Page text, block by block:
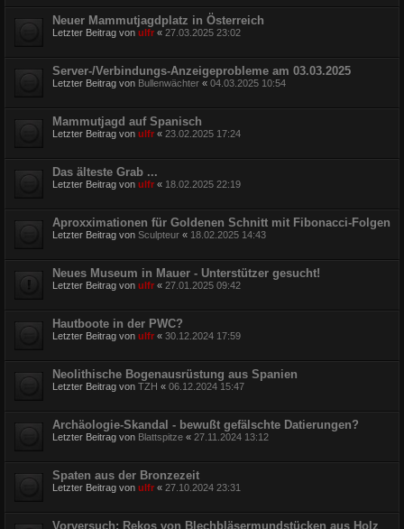
Neuer Mammutjagdplatz in Österreich
Letzter Beitrag von ulfr « 27.03.2025 23:02
Server-/Verbindungs-Anzeigeprobleme am 03.03.2025
Letzter Beitrag von Bullenwächter « 04.03.2025 10:54
Mammutjagd auf Spanisch
Letzter Beitrag von ulfr « 23.02.2025 17:24
Das älteste Grab ...
Letzter Beitrag von ulfr « 18.02.2025 22:19
Aproxximationen für Goldenen Schnitt mit Fibonacci-Folgen
Letzter Beitrag von Sculpteur « 18.02.2025 14:43
Neues Museum in Mauer - Unterstützer gesucht!
Letzter Beitrag von ulfr « 27.01.2025 09:42
Hautboote in der PWC?
Letzter Beitrag von ulfr « 30.12.2024 17:59
Neolithische Bogenausrüstung aus Spanien
Letzter Beitrag von TZH « 06.12.2024 15:47
Archäologie-Skandal - bewußt gefälschte Datierungen?
Letzter Beitrag von Blattspitze « 27.11.2024 13:12
Spaten aus der Bronzezeit
Letzter Beitrag von ulfr « 27.10.2024 23:31
Vorversuch: Rekos von Blechbläsermundstücken aus Holz